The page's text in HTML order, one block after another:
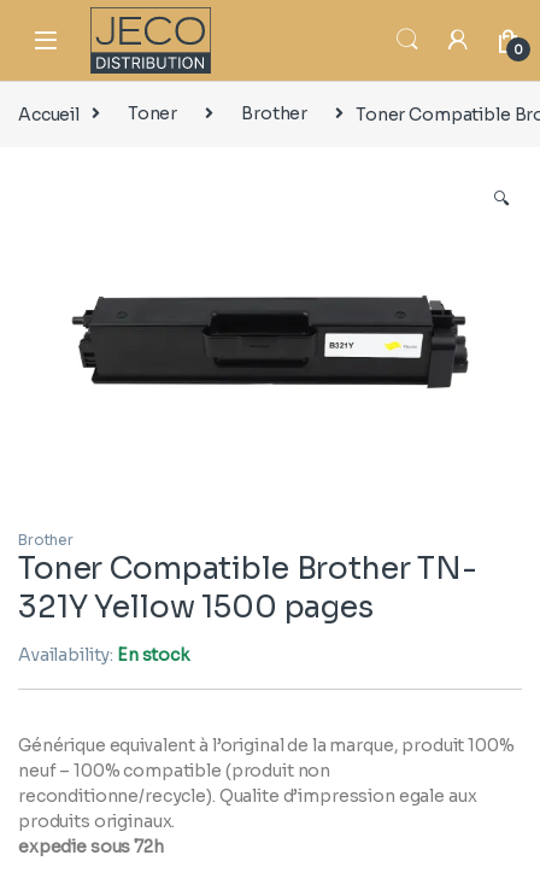
0
Accueil Toner Brother Toner Compatible
🔍
Brother
Toner Compatible Brother TN-
321Y Yellow 1500 pages
Availability: En stock
Générique equivalent à l’original de la marque, produit 100%
neuf – 100% compatible (produit non
reconditionne/recycle). Qualite d’impression egale aux
produits originaux.
expedie sous 72h